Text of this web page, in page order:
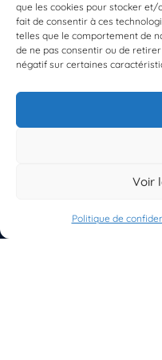
que les cookies pour stocker et/
fait de consentir à ces
telles que le comportement de
de ne pas consentir ou de
négatif sur certaines
Voir
Politique de
S'INSCRIRE